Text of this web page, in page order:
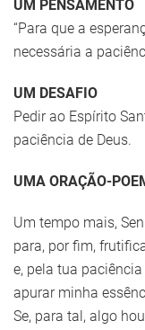
UM PENSAMENTO
“Para que a
necessária a
UM DESAFIO
Pedir ao Espírito
paciência de Deus.
UMA ORAÇÃO-
Um tempo mais,
para, por fim,
e, pela tua paciência
apurar minha
Se, para tal, algo